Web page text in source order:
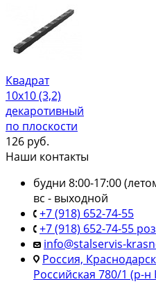
Квадрат
10х10 (3,2)
декаротивный
по плоскости
126 руб.
Наши контакты
будни 8:00-17:00
вс - выходной
+7 (918) 652-74-55
+7 (918) 652-74-55
info@stalservis-
Россия,
Российская 780/1 (р-